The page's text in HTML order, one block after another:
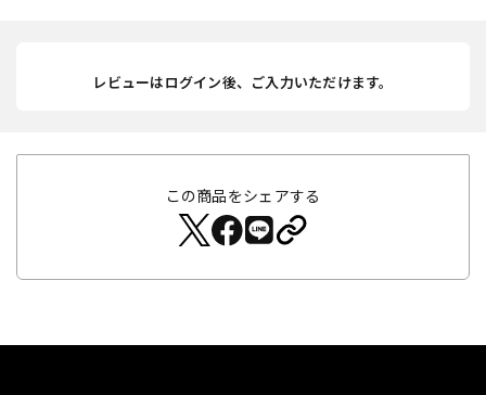
レビューはログイン後、ご入力いただけます。
この商品をシェアする